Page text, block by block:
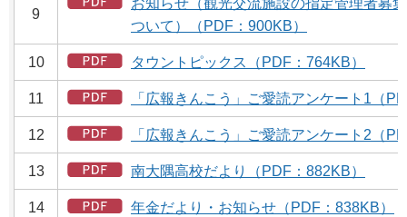
9
ついて）（PDF：900KB）
10 タウントピックス（PDF：764KB）
11 「広報きんこう」ご愛読アンケート1（
12 「広報きんこう」ご愛読アンケート2（
13 南大隅高校だより（PDF：882KB）
14 年金だより・お知らせ（PDF：838KB）